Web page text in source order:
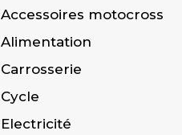
Accessoires motocross
Alimentation
Carrosserie
Cycle
Electricité